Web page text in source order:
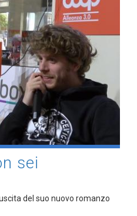
sei
del suo nuovo romanzo